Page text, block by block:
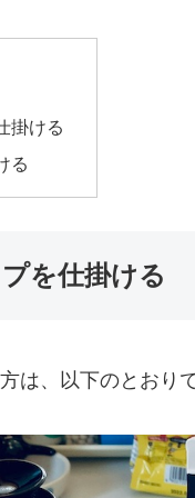
掛ける
る
を仕掛ける
は、以下のとおり